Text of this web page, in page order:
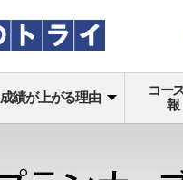
成績が上がる理由
コー
報